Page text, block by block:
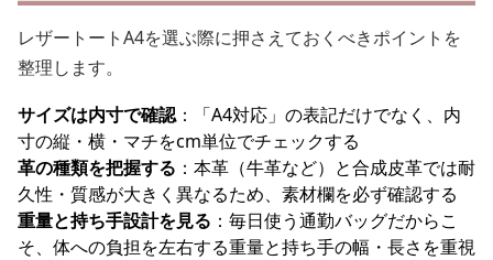
レザートートA4を選ぶ際に押さえておくべきポイントを
整理します。
サイズは内寸で確認：「A4対応」の表記だけでなく、内
寸の縦・横・マチをcm単位でチェックする
革の種類を把握する ：本革（牛革など）と合成皮革では耐
久性・質感が大きく異なるため、素材欄を必ず確認する
重量と持ち手設計を見る ：毎日使う通勤バッグだからこ
そ、体への負担を左右する重量と持ち手の幅・長さを重視